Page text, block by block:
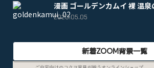
漫画 ゴールデンカムイ 裸 温泉
2020.05.05
新着ZOOM背景一覧